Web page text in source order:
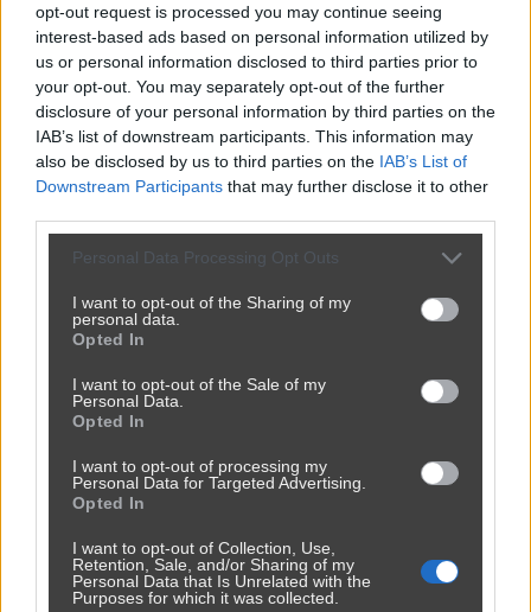
opt-out request is processed you may continue seeing
interest-based ads based on personal information utilized by
us or personal information disclosed to third parties prior to
your opt-out. You may separately opt-out of the further
disclosure of your personal information by third parties on the
IAB’s list of downstream participants. This information may
also be disclosed by us to third parties on the IAB’s List of
Downstream Participants that may further disclose it to other
Personal Data Processing Opt Outs
I want to opt-out of the Sharing of my
personal data.
Opted In
I want to opt-out of the Sale of my
Personal Data.
Opted In
I want to opt-out of processing my
Personal Data for Targeted Advertising.
Opted In
I want to opt-out of Collection, Use,
Retention, Sale, and/or Sharing of my
Personal Data that Is Unrelated with the
Purposes for which it was collected.